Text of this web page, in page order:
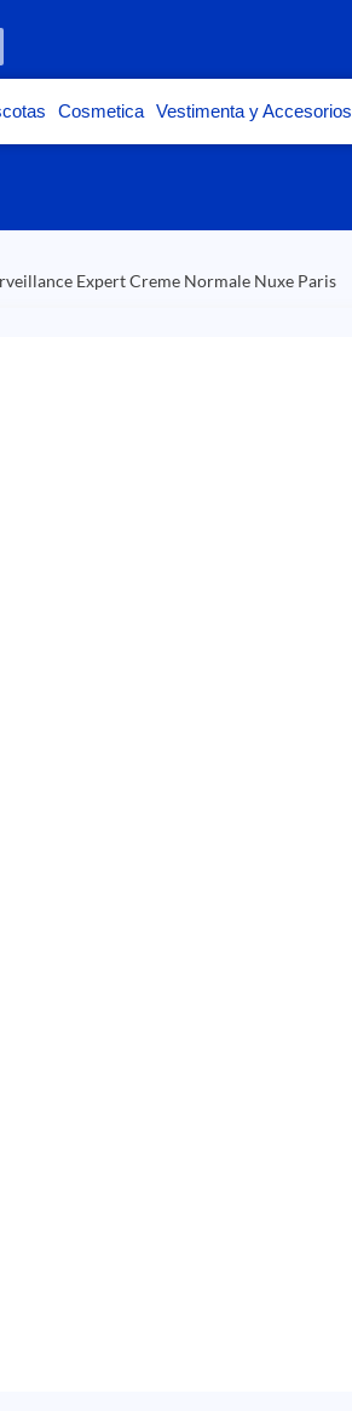
Cosmetica Vestimenta y Accesorios
Expert Creme Normale Nuxe Paris